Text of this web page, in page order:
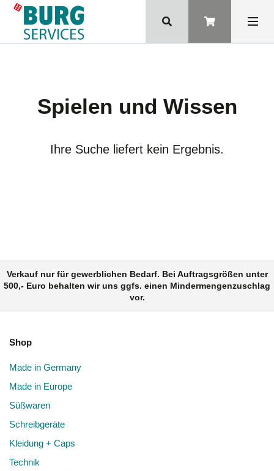
Spielen und Wissen
Ihre Suche liefert kein Ergebnis.
Verkauf nur für gewerblichen Bedarf. Bei Auftragsgrößen unter
500,- Euro behalten wir uns ggfs. einen Mindermengenzuschlag
vor.
Shop
Made in Germany
Made in Europe
Süßwaren
Schreibgeräte
Kleidung + Caps
Technik